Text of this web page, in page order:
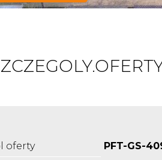
oferty
PFT-GS-